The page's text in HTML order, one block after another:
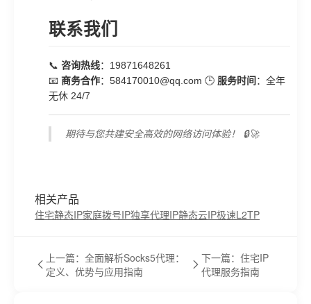
联系我们
📞 咨询热线：19871648261
📧 商务合作：584170010@qq.com 🕒 服务时间 ：全年
无休 24/7
期待与您共建安全高效的网络访问体验！ 🔒🚀
相关产品
住宅静态IP家庭拨号IP独享代理IP静态云IP极速L2TP
上一篇：全面解析Socks5代理：
定义、优势与应用指南
下一篇：住宅IP
代理服务指南